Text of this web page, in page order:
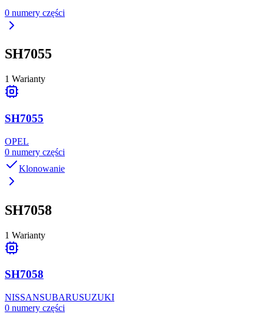
0 numery części
SH7055
1 Warianty
SH7055
OPEL
0 numery części
Klonowanie
SH7058
1 Warianty
SH7058
NISSANSUBARUSUZUKI
0 numery części